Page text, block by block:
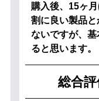
購入後、15ヶ
割に良い製品
ないですが、
ると思います。
総合